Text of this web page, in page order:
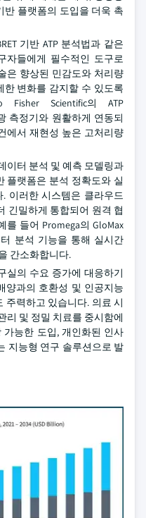
반 플랫폼의 도입을 더욱 촉
기반 ATP 분석법과 같은
자들에게 필수적인 도구로
은 향상된 민감도와 처리량
변화를 감지할 수 있도록
Scientific의 ATP
측정기와 원활하게 연동되
에서 재현성 높은 고처리량
이터 분석 및 예측 모델링과
플랫폼은 분석 정확도와 실
이러한 시스템은 클라우드
긴밀하게 통합되어 원격 협
를 들어 Promega의 GloMax
분석 기능을 통해 실시간
간소화합니다.
실의 수요 증가에 대응하기
양과의 호환성 및 인공지능
주력하고 있습니다. 의료 시
리 및 정밀 치료를 중시함에
가능한 도입, 개인화된 인사
지능형 연구 솔루션으로 발